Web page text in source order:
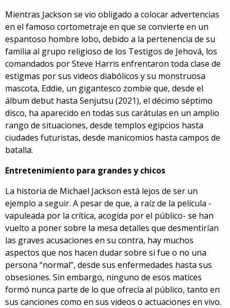
Mientras Jackson se vio obligado a colocar advertencias
en el famoso cortometraje en que se convierte en un
espantoso hombre lobo, debido a la pertenencia de su
familia al grupo religioso de los Testigos de Jehová, los
comandados por Steve Harris enfrentaron toda clase de
estigmas por sus videos diabólicos y su monstruosa
mascota, Eddie, un gigantesco zombie que, desde el
álbum debut hasta Senjutsu (2021), el décimo séptimo
disco, ha aparecido en todas sus carátulas en un amplio
rango de situaciones, desde templos egipcios hasta
ciudades futuristas, desde manicomios hasta campos de
batalla.
Entretenimiento para grandes y chicos
La historia de Michael Jackson está lejos de ser un
ejemplo a seguir. A pesar de que, a raíz de la película -
vapuleada por la crítica, acogida por el público- se han
vuelto a poner sobre la mesa detalles que desmentirían
las graves acusaciones en su contra, hay muchos
aspectos que nos hacen dudar sobre si fue o no una
persona “normal”, desde sus enfermedades hasta sus
obsesiones. Sin embargo, ninguno de esos matices
formó nunca parte de lo que ofrecía al público, tanto en
sus canciones como en sus videos o actuaciones en vivo.